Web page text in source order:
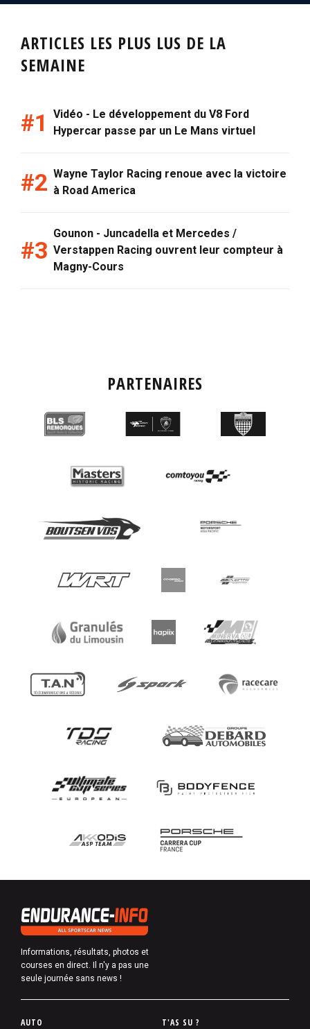
ARTICLES LES PLUS LUS DE LA
SEMAINE
Vidéo - Le développement du V8 Ford
Hypercar passe par un Le Mans virtuel
Wayne Taylor Racing renoue avec la victoire
à Road America
Gounon - Juncadella et Mercedes /
Verstappen Racing ouvrent leur compteur à
Magny-Cours
PARTENAIRES
Informations, résultats, photos et
courses en direct. Il n'y a pas une
seule journée sans news !
P
AUTO T'AS SU ?